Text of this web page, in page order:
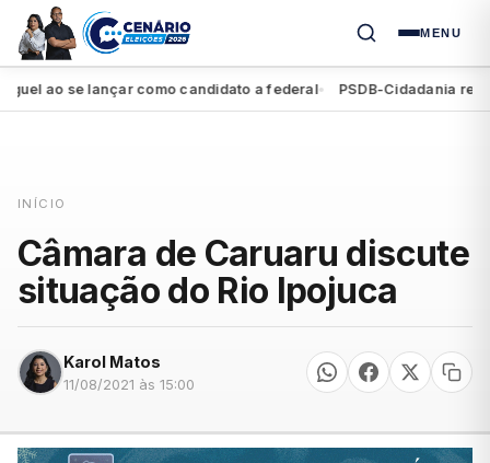
MENU
ao se lançar como candidato a federal● PSDB-Cidadania
INÍCIO
Câmara de Caruaru discute
situação do Rio Ipojuca
Karol Matos
11/08/2021 às 15:00